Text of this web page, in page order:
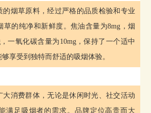
的烟草原料，经过严格的品质检验和专业
草的纯净和新鲜度。焦油含量为8mg，烟
一氧化碳含量为10mg，保持了一个适中
享受到独特而舒适的吸烟体验。
大消费群体，无论是休闲时光、社交活动
满足吸烟者的需求。品牌定位高贵而大